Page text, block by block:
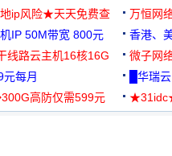
ip风险★天天免费查
万恒网
99元/月
IP 50M带宽 800元 香港、
线路云主机16核16G
微子网
元每月 █华瑞
高防仅需599元